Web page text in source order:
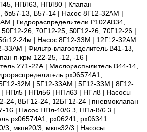
НПЛ63, НПЛ80 | Клапан
бв57-13, В57-14 | Насос 8Г12-32АМ |
| Гидрораспределители Р102АВ34,
26, 70Г12-25, 50Г12-26, 70Г12-26 |
24м | Насос 8Г12-33М | 12Г12-32АМ
| Фильтр-влагоотделитель В41-13,
п-крм 122-25, -12, -16 |
У71-22А | Маслораспылитель В44-14,
рх06574А1,
32М | 5Г12-33АМ | 5Г12-33М | 8Г12-
НПл5 | НПл56 | НПл63 | НПл8 | Насосы
24, 8БГ12-24, 12БГ12-24 | пневмоклапан
16 | Насос НПл-40/6.3, НПл-8/6.3 |
рх06574А1, рх06241, рх06341 |
3, мкпв20/3, мкпв32/3 | Насосы